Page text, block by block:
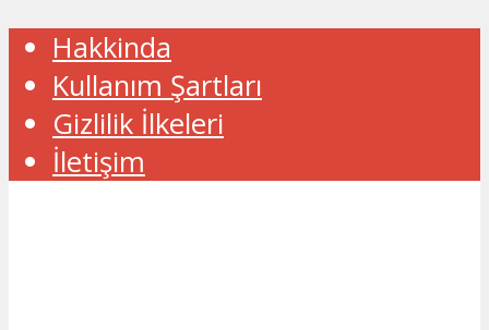
Hakkinda
Kullanım Şartları
Gizlilik İlkeleri
İletişim